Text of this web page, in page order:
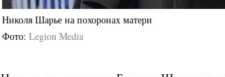
Николя Шарье на похоронах матери
Фото Legion Media